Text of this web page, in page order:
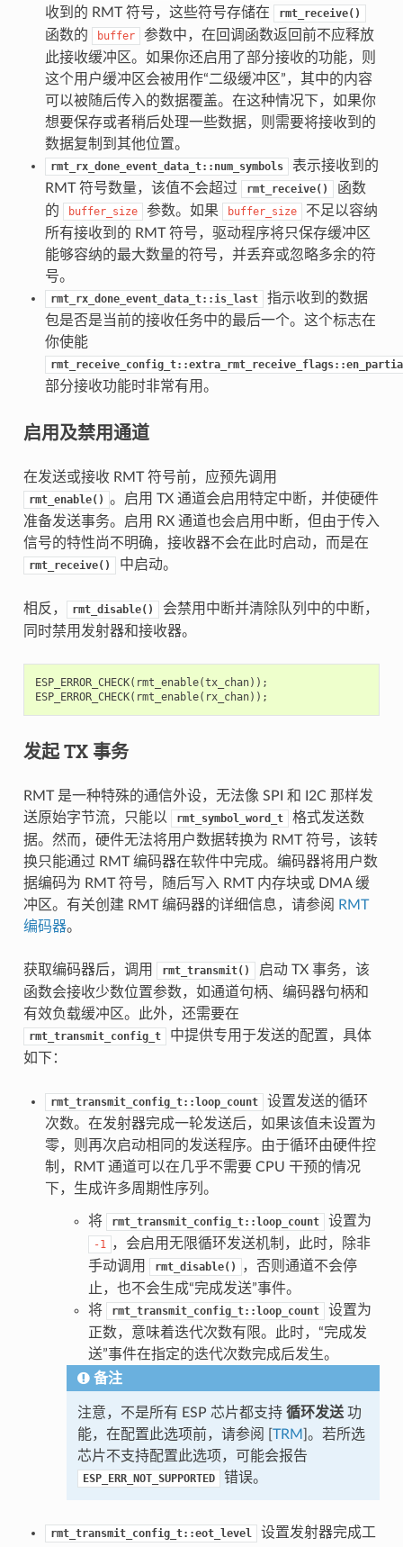
收到的 RMT 符号，这些符号存储在
rmt_receive()
函数的 buffer
参数中，在回调函数返回前不应释放
此接收缓冲区。如果你还启用了部分接收的功能，则
这个用户缓冲区会被用作“二级缓冲区”，其中的内容
可以被随后传入的数据覆盖。在这种情况下，如果你
想要保存或者稍后处理一些数据，则需要将接收到的
数据复制到其他位置。
rmt_rx_done_event_data_t::num_symbols
表示接收到的
RMT 符号数量，该值不会超过
rmt_receive()
函数
的
buffer_size 参数。如果 buffer_size
不足以容纳
所有接收到的 RMT 符号，驱动程序将只保存缓冲区
能够容纳的最大数量的符号，并丢弃或忽略多余的符
号。
rmt_rx_done_event_data_t::is_last
指示收到的数据
包是否是当前的接收任务中的最后一个。这个标志在
你使能
部分接收功能时非常有用。
启用及禁用通道
在发送或接收 RMT 符号前，应预先调用
rmt_enable() 。启用 TX 通道会启用特定中断，并使硬件
准备发送事务。启用 RX 通道也会启用中断，但由于传入
信号的特性尚不明确，接收器不会在此时启动，而是在
rmt_receive() 中启动。
相反， rmt_disable()
会禁用中断并清除队列中的中断，
同时禁用发射器和接收器。
ESP_ERROR_CHECK( rmt_enable(tx_chan));
ESP_ERROR_CHECK( rmt_enable( rx_chan));
发起 TX 事务
RMT 是一种特殊的通信外设，无法像 SPI 和 I2C 那样发
送原始字节流，只能以
rmt_symbol_word_t
格式发送数
据。然而，硬件无法将用户数据转换为 RMT 符号，该转
换只能通过 RMT 编码器在软件中完成。编码器将用户数
据编码为 RMT 符号，随后写入 RMT 内存块或 DMA 缓
冲区。有关创建 RMT 编码器的详细信息，请参阅
RMT
编码器。
获取编码器后，调用 rmt_transmit()
启动 TX 事务，该
函数会接收少数位置参数，如通道句柄、编码器句柄和
有效负载缓冲区。此外，还需要在
rmt_transmit_config_t
中提供专用于发送的配置，具体
如下：
rmt_transmit_config_t::loop_count
设置发送的循环
次数。在发射器完成一轮发送后，如果该值未设置为
零，则再次启动相同的发送程序。由于循环由硬件控
制，RMT 通道可以在几乎不需要 CPU 干预的情况
下，生成许多周期性序列。
将 rmt_transmit_config_t::loop_count 设置为
-1 ，会启用无限循环发送机制，此时，除非
手动调用
rmt_disable()
，否则通道不会停
止，也不会生成“完成发送”事件。
将
rmt_transmit_config_t::loop_count
设置为
正数，意味着迭代次数有限。此时，“完成发
送”事件在指定的迭代次数完成后发生。
备注
注意，不是所有 ESP 芯片都支持 循环发送功
能，在配置此选项前，请参阅 [ TRM ]。若所选
芯片不支持配置此选项，可能会报告
ESP_ERR_NOT_SUPPORTED 错误。
rmt_transmit_config_t::eot_level 设置发射器完成工